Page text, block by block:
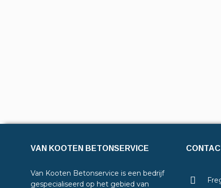
VAN KOOTEN BETONSERVICE
Van Kooten Betonservice is een bedrijf
gespecialiseerd op het gebied van